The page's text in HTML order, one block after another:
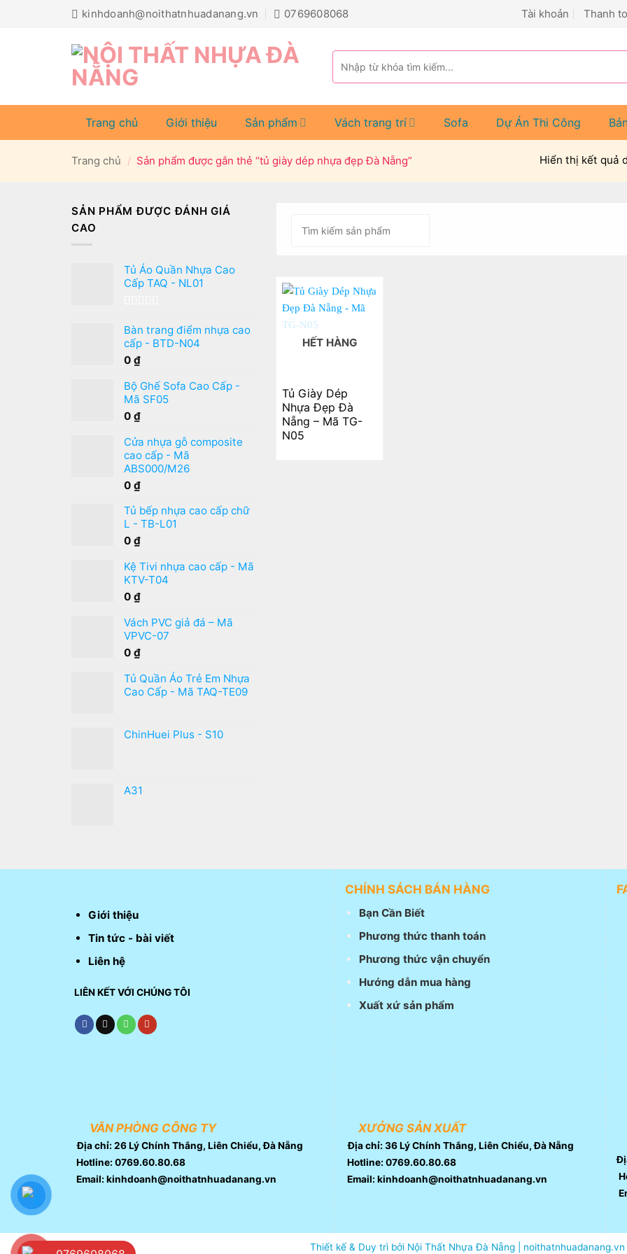
kinhdoanh@noithatnhuadanang.vn 0769608068 Tài khoản Thanh
Tìm
kiếm:
Trang chủ Giới thiệu Sản phẩm Vách trang trí Sofa Dự Án Thi Công
Trang chủ / Sản phẩm được gắn thẻ “tủ giày dép nhựa đẹp Đà Nẵng” Hiển thị kết quả
SẢN PHẨM ĐƯỢC ĐÁNH GIÁ
CAO
Tủ Áo Quần Nhựa Cao
Cấp TAQ - NL01
hạng5.005
sao
Bàn trang điểm nhựa cao
cấp - BTD-N04
0 ₫
Bộ Ghế Sofa Cao Cấp -
Mã SF05
0 ₫
Cửa nhựa gỗ composite
cao cấp - Mã
ABS000/M26
0 ₫
Tủ bếp nhựa cao cấp chữ
L - TB-L01
0 ₫
Kệ Tivi nhựa cao cấp - Mã
KTV-T04
0 ₫
Vách PVC giả đá – Mã
VPVC-07
0 ₫
Tủ Quần Áo Trẻ Em Nhựa
Cao Cấp - Mã TAQ-TE09
ChinHuei Plus - S10
A31
HẾT HÀNG
Tủ Giày Dép
Nhựa Đẹp Đà
Nẵng – Mã TG-
N05
Giới thiệu
Tin tức - bài viết
Liên hệ
LIÊN KẾT VỚI CHÚNG TÔI
CHÍNH SÁCH BÁN HÀNG
Bạn Cần Biết
Phương thức thanh toán
Phương thức vận chuyển
Hướng dẫn mua hàng
Xuất xứ sản phẩm
VĂN PHÒNG CÔNG TY
Địa chỉ: 26 Lý Chính Thắng, Liên Chiểu, Đà Nẵng
Hotline: 0769.60.80.68
Email: kinhdoanh@noithatnhuadanang.vn
XƯỞNG SẢN XUẤT
Địa chỉ: 36 Lý Chính Thắng, Liên Chiểu, Đà Nẵng
Hotline: 0769.60.80.68
Email: kinhdoanh@noithatnhuadanang.vn
Thiết kế & Duy trì bởi Nội Thất Nhựa Đà Nẵng | noithatnhuadanang.vn |